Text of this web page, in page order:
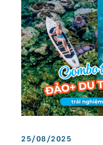
25/08/2025